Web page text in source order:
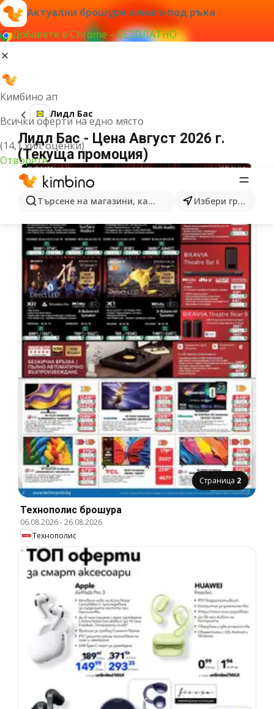
Актуални брошури винаги под ръка
Добавете в Chrome – БЕЗПЛАТНО
Кимбино ап
Всички оферти на едно място
(14,1 хил. оценки)
Отворете
Търсене на магазини, категории, продукти...Избери град
Лидл Бас
Лидл Бас - Цена Август 2026 г.
(Текуща промоция)
Страница 2
Технополис брошура
06.08.2026-26.08.2026
Технополис